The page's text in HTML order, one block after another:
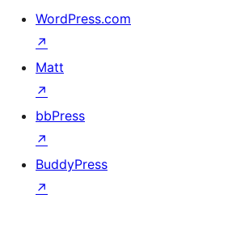
WordPress.com
↗
Matt
↗
bbPress
↗
BuddyPress
↗